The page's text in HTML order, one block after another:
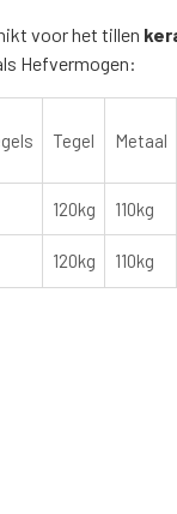
voor het tillen
Hefvermogen:
Tegel Metaal
120kg 110kg
120kg 110kg